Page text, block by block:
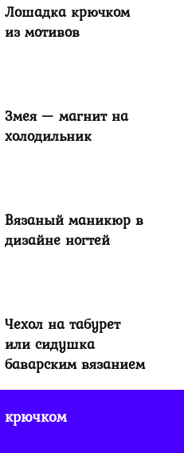
Лошадка крючком
из мотивов
Змея — магнит на
холодильник
Вязаный маникюр в
дизайне ногтей
Чехол на табурет
или сидушка
баварским вязанием
Чехол для
крючком